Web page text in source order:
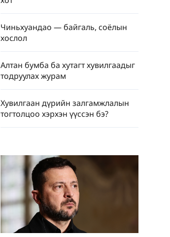
Чиньхуандао — байгаль, соёлын
хослол
Алтан бумба ба хутагт хувилгаадыг
тодруулах журам
Хувилгаан дүрийн залгамжлалын
тогтолцоо хэрхэн үүссэн бэ?